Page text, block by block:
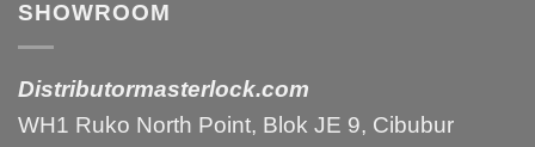
SHOWROOM
Distributormasterlock.com
WH1 Ruko North Point, Blok JE 9, Cibubur